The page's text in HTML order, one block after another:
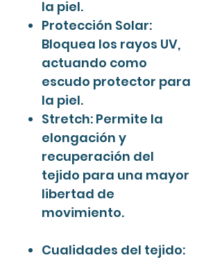
la piel.
Protección Solar:
Bloquea los rayos UV,
actuando como
escudo protector para
la piel.
Stretch: Permite la
elongación y
recuperación del
tejido para una mayor
libertad de
movimiento.
Cualidades del tejido: